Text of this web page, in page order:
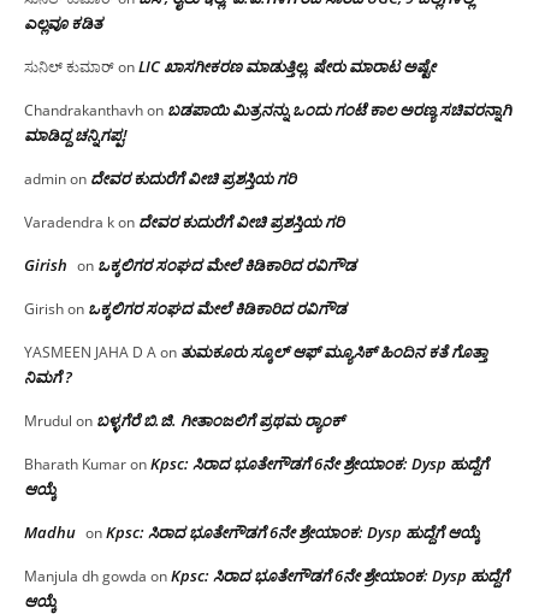
ಎಲ್ಲವೂ ಕಡಿತ
ಸುನಿಲ್ ಕುಮಾರ್onLIC ಖಾಸಗೀಕರಣ ಮಾಡುತ್ತಿಲ್ಲ, ಷೇರು ಮಾರಾಟ ಅಷ್ಟೇ
Chandrakanthavhon ಬಡಪಾಯಿ ಮಿತ್ರನನ್ನು ಒಂದು ಗಂಟೆ ಕಾಲ ಅರಣ್ಯ ಸಚಿವರನ್ನಾಗಿ
ಮಾಡಿದ್ದ ಚನ್ನಿಗಪ್ಪ!
adminon ದೇವರ ಕುದುರೆಗೆ ವೀಚಿ ಪ್ರಶಸ್ತಿಯ ಗರಿ
Varadendra kon ದೇವರ ಕುದುರೆಗೆ ವೀಚಿ ಪ್ರಶಸ್ತಿಯ ಗರಿ
Girish on ಒಕ್ಕಲಿಗರ ಸಂಘದ ಮೇಲೆ ಕಿಡಿಕಾರಿದ ರವಿಗೌಡ
Girishon ಒಕ್ಕಲಿಗರ ಸಂಘದ ಮೇಲೆ ಕಿಡಿಕಾರಿದ ರವಿಗೌಡ
YASMEEN JAHA D Aon ತುಮಕೂರು ಸ್ಕೂಲ್ ಆಫ್ ಮ್ಯೂಸಿಕ್ ಹಿಂದಿನ ಕತೆ ಗೊತ್ತಾ
ನಿಮಗೆ ?
Mrudul on ಬಳ್ಳಗೆರೆ ಬಿ.ಜಿ. ಗೀತಾಂಜಲಿಗೆ ಪ್ರಥಮ ರ‌್ಯಾಂಕ್
Bharath KumaronKpsc: ಸಿರಾದ ಭೂತೇಗೌಡಗೆ 6ನೇ ಶ್ರೇಯಾಂಕ: Dysp ಹುದ್ದೆಗೆ
ಆಯ್ಕೆ
Madhu onKpsc: ಸಿರಾದ ಭೂತೇಗೌಡಗೆ 6ನೇ ಶ್ರೇಯಾಂಕ: Dysp ಹುದ್ದೆಗೆ ಆಯ್ಕೆ
Manjula dh gowda onKpsc: ಸಿರಾದ ಭೂತೇಗೌಡಗೆ 6ನೇ ಶ್ರೇಯಾಂಕ: Dysp ಹುದ್ದೆಗೆ
ಆಯ್ಕೆ